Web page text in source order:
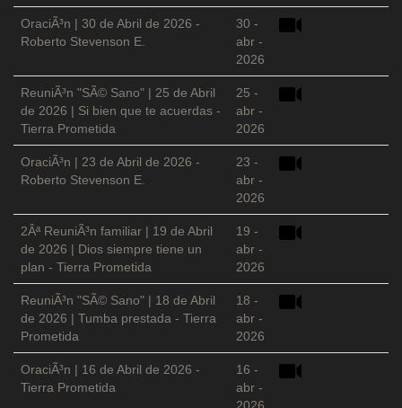
OraciÃ³n | 30 de Abril de 2026 -
Roberto Stevenson E.
30 -
abr -
2026
ReuniÃ³n "SÃ© Sano" | 25 de Abril
de 2026 | Si bien que te acuerdas -
Tierra Prometida
25 -
abr -
2026
OraciÃ³n | 23 de Abril de 2026 -
Roberto Stevenson E.
23 -
abr -
2026
2Âª ReuniÃ³n familiar | 19 de Abril
de 2026 | Dios siempre tiene un
plan - Tierra Prometida
19 -
abr -
2026
ReuniÃ³n "SÃ© Sano" | 18 de Abril
de 2026 | Tumba prestada - Tierra
Prometida
18 -
abr -
2026
OraciÃ³n | 16 de Abril de 2026 -
Tierra Prometida
16 -
abr -